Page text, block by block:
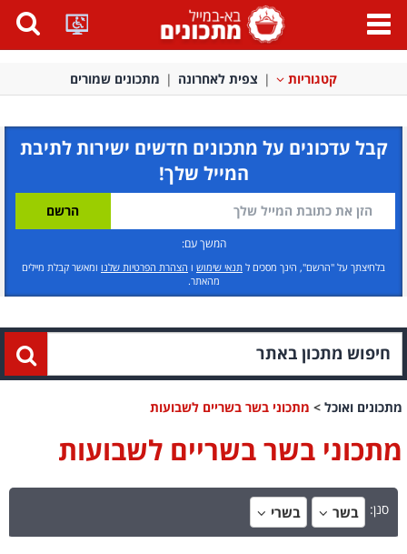
פתח
תפריט
קטגוריות צפית לאחרונה מתכונים שמורים
קבל עדכונים על מתכונים חדשים ישירות לתיבת
המייל שלך!
המשך עם:
בלחיצתך על "הרשם", הינך מסכים ל תנאי שימוש ו הצהרת הפרטיות שלנו ומאשר קבלת מיילים
מהאתר.
מתכונים ואוכל > מתכוני בשר בשריים לשבועות
מתכוני בשר בשריים לשבועות
סנן: בשר בשרי